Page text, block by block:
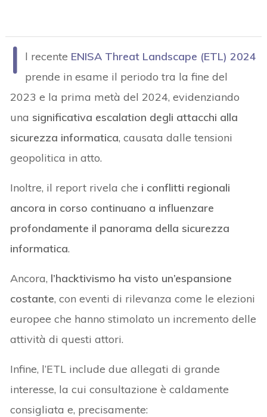
I l recente ENISA Threat Landscape (ETL) 2024
prende in esame il periodo tra la fine del
2023 e la prima metà del 2024, evidenziando
una significativa escalation degli attacchi alla
sicurezza informatica, causata dalle tensioni
geopolitica in atto.
Inoltre, il report rivela che i conflitti regionali
ancora in corso continuano a influenzare
profondamente il panorama della sicurezza
informatica.
Ancora, l’hacktivismo ha visto un’espansione
costante, con eventi di rilevanza come le elezioni
europee che hanno stimolato un incremento delle
attività di questi attori.
Infine, l’ETL include due allegati di grande
interesse, la cui consultazione è caldamente
consigliata e, precisamente: